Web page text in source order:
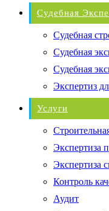
Судебная
Судебная
Судебная
Судебная
Экспертиз
Услуги
Экспертиза
Экспертиза
Контроль
Аудит